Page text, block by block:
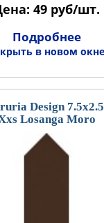
49 руб/шт.
Подробнее
в новом
Design
Losanga Moro